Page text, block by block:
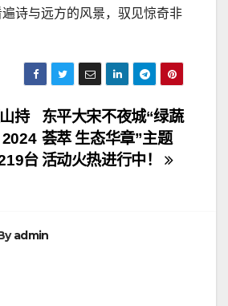
诗与远方的风景，驭见惊奇非
东平大宋不夜城“绿蔬
荟萃 生态华章”主题
活动火热进行中！
持
台
admin